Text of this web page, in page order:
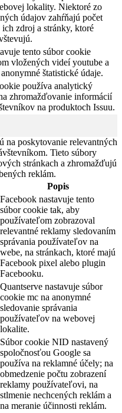
lokality. Niektoré zo
údajov zahŕňajú počet
zdroj a stránky, ktoré
tento súbor cookie
vložených videí youtube a
štatistické údaje.
používa analytický
zhromažďovanie informácií
na produktoch Issuu.
na poskytovanie relevantných
Tieto súbory
stránkach a zhromažďujú
reklám.
Popis
Facebook nastavuje tento
súbor cookie tak, aby
používateľom zobrazoval
relevantné reklamy sledovaním
správania používateľov na
webe, na stránkach, ktoré majú
Facebook pixel alebo plugin
Facebooku.
Quantserve nastavuje súbor
cookie mc na anonymné
sledovanie správania
používateľov na webovej
lokalite.
Súbor cookie NID nastavený
spoločnosťou Google sa
používa na reklamné účely; na
obmedzenie počtu zobrazení
reklamy používateľovi, na
stlmenie nechcených reklám a
na meranie účinnosti reklám.